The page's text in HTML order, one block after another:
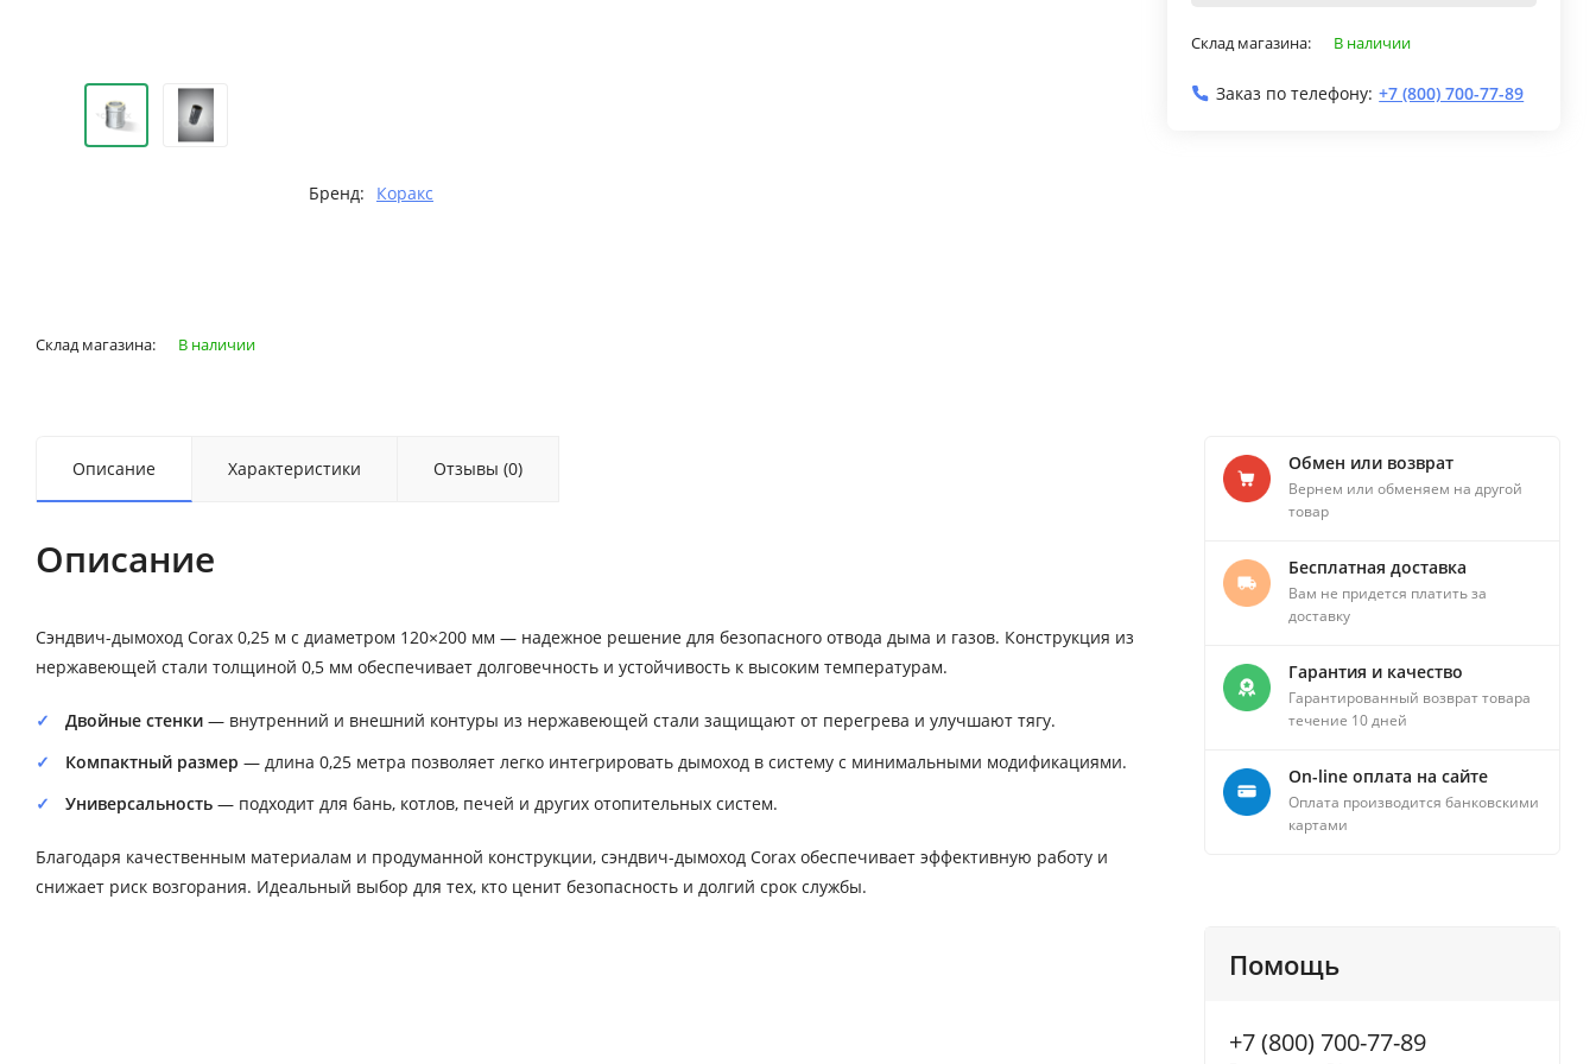
Бренд: Коракс
Склад магазина: В наличии
Заказ по телефону: +7 (800) 700-77-89
Склад магазина: В наличии
Описание Характеристики Отзывы (0)
Описание
Сэндвич-дымоход Corax 0,25 м с диаметром 120×200 мм — надежное решение для безопасного отвода дыма и газов. Конструкция из
нержавеющей стали толщиной 0,5 мм обеспечивает долговечность и устойчивость к высоким температурам.
Двойные стенки — внутренний и внешний контуры из нержавеющей стали защищают от перегрева и улучшают тягу.
Компактный размер — длина 0,25 метра позволяет легко интегрировать дымоход в систему с минимальными модификациями.
Универсальность — подходит для бань, котлов, печей и других отопительных систем.
Благодаря качественным материалам и продуманной конструкции, сэндвич-дымоход Corax обеспечивает эффективную работу и
снижает риск возгорания. Идеальный выбор для тех, кто ценит безопасность и долгий срок службы.
Обмен или возврат
Вернем или обменяем на другой
товар
Бесплатная доставка
Вам не придется платить за
доставку
Гарантия и качество
Гарантированный возврат товара
течение 10 дней
On-line оплата на сайте
Оплата производится банковскими
картами
Помощь
+7 (800) 700-77-89